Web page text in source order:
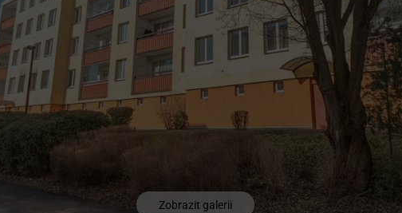
Zobrazit galerii